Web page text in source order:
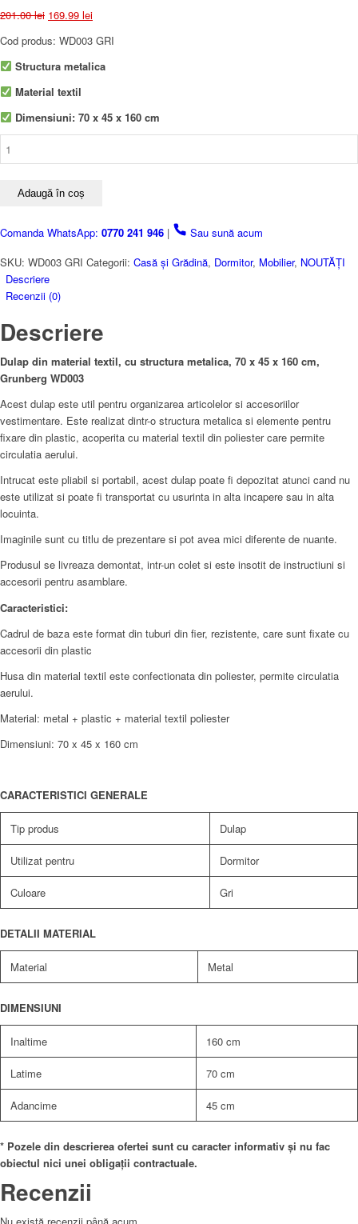
201.00lei Prețul
a
fost:
169.99 leiPrețul
este:
169.99 lei.
Cod produs: WD003 GRI
Structura metalica
Material textil
Dimensiuni: 70 x 45 x 160 cm
material
cu
metalica,
70
x
160
cm,
Grunberg,
Adaugă în coș
Comanda WhatsApp: 0770 241 946 |
Sau sună acum
SKU: WD003 GRI Categorii: Casă și Grădină, Dormitor, Mobilier, NOUTĂȚI
Descriere
Recenzii (0)
Descriere
Dulap din material textil, cu structura metalica, 70 x 45 x 160 cm,
Grunberg WD003
Acest dulap este util pentru organizarea articolelor si accesoriilor
vestimentare. Este realizat dintr-o structura metalica si elemente pentru
fixare din plastic, acoperita cu material textil din poliester care permite
circulatia aerului.
Intrucat este pliabil si portabil, acest dulap poate fi depozitat atunci cand nu
este utilizat si poate fi transportat cu usurinta in alta incapere sau in alta
locuinta.
Imaginile sunt cu titlu de prezentare si pot avea mici diferente de nuante.
Produsul se livreaza demontat, intr-un colet si este insotit de instructiuni si
accesorii pentru asamblare.
Caracteristici:
Cadrul de baza este format din tuburi din fier, rezistente, care sunt fixate cu
accesorii din plastic
Husa din material textil este confectionata din poliester, permite circulatia
aerului.
Material: metal + plastic + material textil poliester
Dimensiuni: 70 x 45 x 160 cm
CARACTERISTICI GENERALE
Tip produs Dulap
Utilizat pentru Dormitor
Culoare Gri
DETALII MATERIAL
Material Metal
DIMENSIUNI
Inaltime 160 cm
Latime 70 cm
Adancime 45 cm
* Pozele din descrierea ofertei sunt cu caracter informativ și nu fac
obiectul nici unei obligații contractuale.
Recenzii